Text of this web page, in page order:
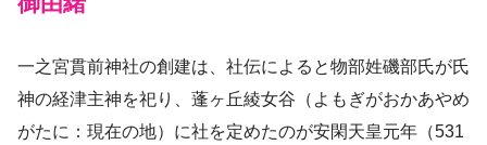
一之宮貫前神社の創建は、社伝によると物部姓磯部氏が氏
神の経津主神を祀り、蓬ヶ丘綾女谷（よもぎがおかあやめ
がたに：現在の地）に社を定めたのが安閑天皇元年（531